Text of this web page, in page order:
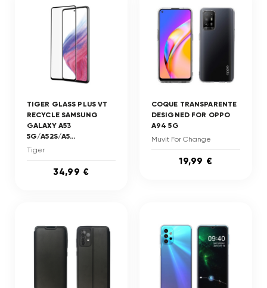
TIGER GLASS PLUS VT
RECYCLE SAMSUNG
GALAXY A53
5G/A52S/A5...
Tiger
34,99 €
COQUE TRANSPARENTE
DESIGNED FOR OPPO
A94 5G
Muvit For Change
19,99 €